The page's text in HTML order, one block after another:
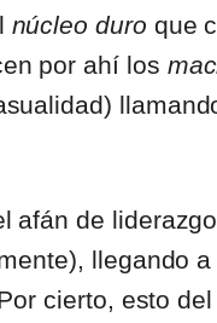
núcleo duro que
por ahí los
afán de
llegando
cierto, esto del